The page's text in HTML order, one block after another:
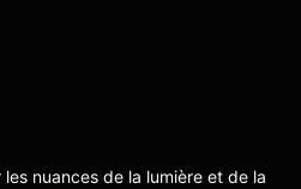
nuances de la lumière et de la